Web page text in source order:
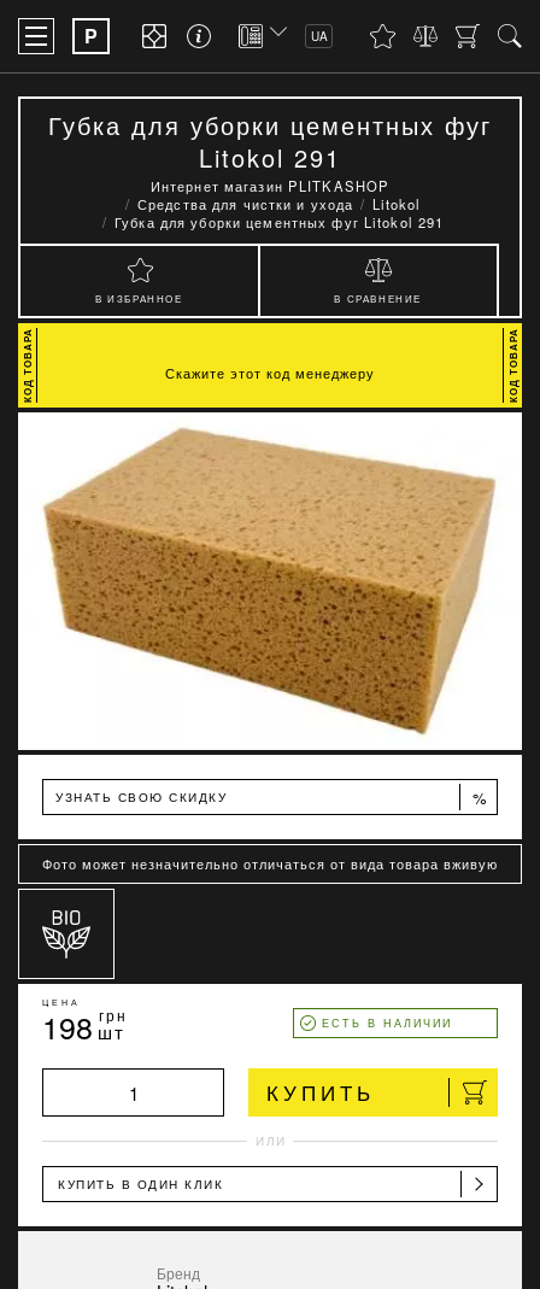
P UA
Губка для уборки цементных фуг
Litokol 291
Интернет магазин PLITKASHOP
Средства для чистки и ухода
Litokol
Губка для уборки цементных фуг Litokol 291
В ИЗБРАННОЕ В СРАВНЕНИЕ
УЗНАТЬ СВОЮ СКИДКУ %
Фото может незначительно отличаться от вида товара вживую
ЦЕНА
198 грн
шт ЕСТЬ В НАЛИЧИИ
КУПИТЬ
ИЛИ
КУПИТЬ В ОДИН КЛИК
Бренд
Скажите этот код менеджеру